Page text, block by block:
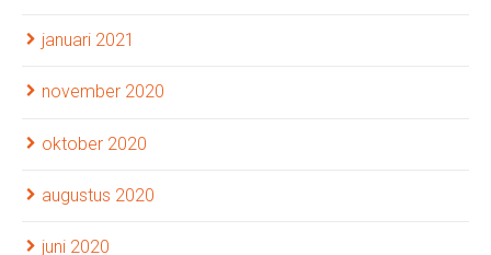
januari 2021
november 2020
oktober 2020
augustus 2020
juni 2020